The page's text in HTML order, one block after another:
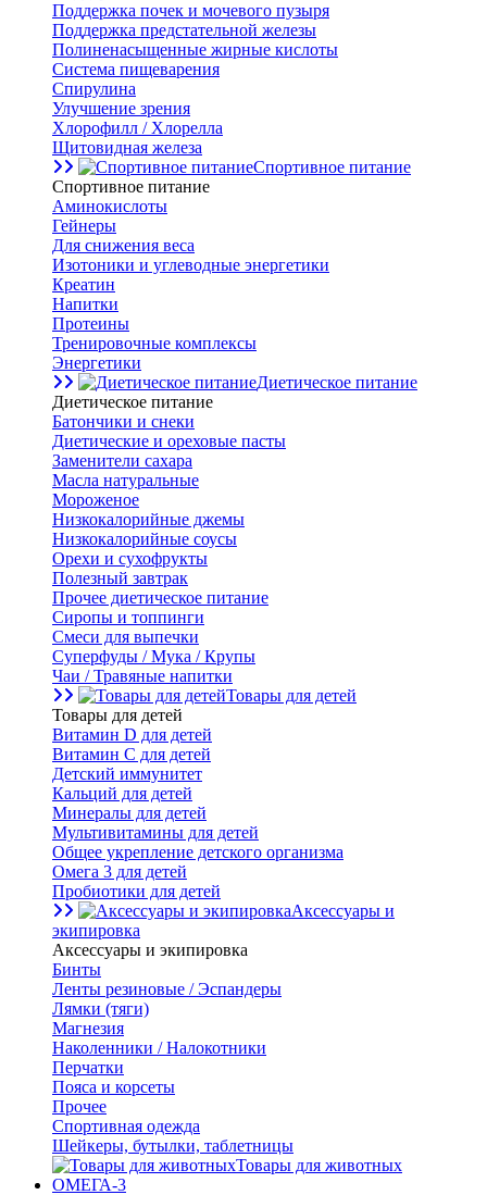
Поддержка почек и мочевого пузыря
Поддержка предстательной железы
Полиненасыщенные жирные кислоты
Система пищеварения
Спирулина
Улучшение зрения
Хлорофилл / Хлорелла
Щитовидная железа
Спортивное питание
Спортивное питание
Аминокислоты
Гейнеры
Для снижения веса
Изотоники и углеводные энергетики
Креатин
Напитки
Протеины
Тренировочные комплексы
Энергетики
Диетическое питание
Диетическое питание
Батончики и снеки
Диетические и ореховые пасты
Заменители сахара
Масла натуральные
Мороженое
Низкокалорийные джемы
Низкокалорийные соусы
Орехи и сухофрукты
Полезный завтрак
Прочее диетическое питание
Сиропы и топпинги
Смеси для выпечки
Суперфуды / Мука / Крупы
Чаи / Травяные напитки
Товары для детей
Товары для детей
Витамин D для детей
Витамин С для детей
Детский иммунитет
Кальций для детей
Минералы для детей
Мультивитамины для детей
Общее укрепление детского организма
Омега 3 для детей
Пробиотики для детей
Аксессуары и
экипировка
Аксессуары и экипировка
Бинты
Ленты резиновые / Эспандеры
Лямки (тяги)
Магнезия
Наколенники / Налокотники
Перчатки
Пояса и корсеты
Прочее
Спортивная одежда
Шейкеры, бутылки, таблетницы
Товары для животных
ОМЕГА-3